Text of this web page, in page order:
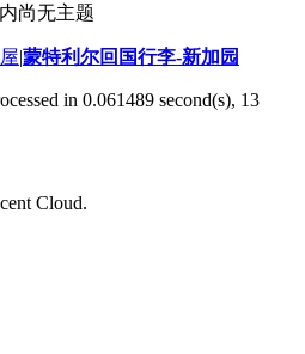
尚无主题
|蒙特利尔回国行李-新加园
in 0.061489 second(s), 13
Cloud.